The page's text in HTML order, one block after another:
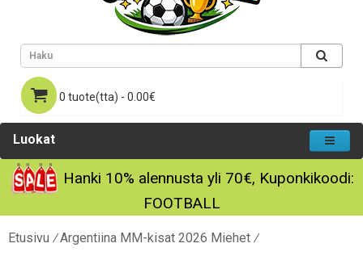
0 tuote(tta) - 0.00€
Luokat
Hanki 10% alennusta yli 70€, Kuponkikoodi:
FOOTBALL
Etusivu Argentiina MM-kisat 2026 Miehet